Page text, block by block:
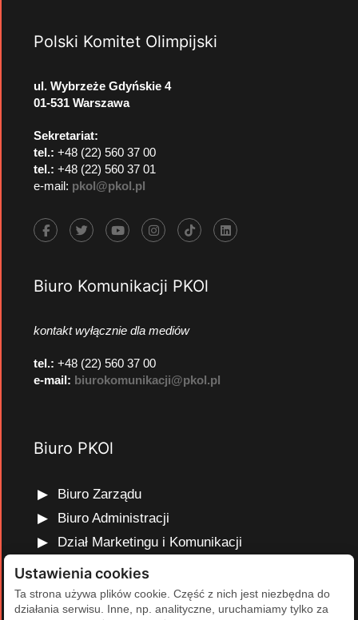
Polski Komitet Olimpijski
ul. Wybrzeże Gdyńskie 4
01-531 Warszawa
Sekretariat:
tel.: +48 (22) 560 37 00
tel.: +48 (22) 560 37 01
e-mail: pkol@pkol.pl
Biuro Komunikacji PKOl
kontakt wyłącznie dla mediów
tel.: +48 (22) 560 37 00
e-mail: biurokomunikacji@pkol.pl
Biuro PKOl
Biuro Zarządu
Biuro Administracji
Dział Marketingu i Komunikacji
Dział Edukacji Olimpijskiej
Dział Finansów i Kadr
Dział Projektów Olimpijskich
Ustawienia cookies
Ta strona używa plików cookie. Część z nich jest niezbędna do
działania serwisu. Inne, np. analityczne, uruchamiamy tylko za